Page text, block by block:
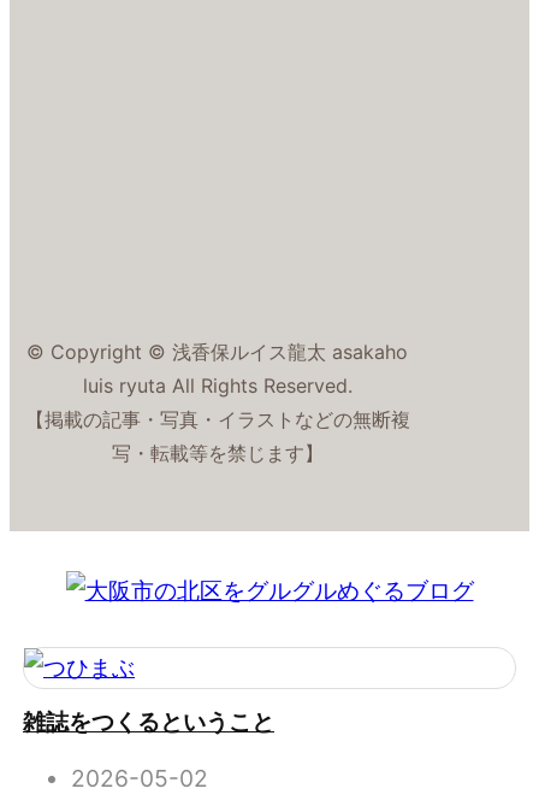
© Copyright © 浅香保ルイス龍太 asakaho
luis ryuta All Rights Reserved.
【掲載の記事・写真・イラストなどの無断複
写・転載等を禁じます】
雑誌をつくるということ
2026-05-02